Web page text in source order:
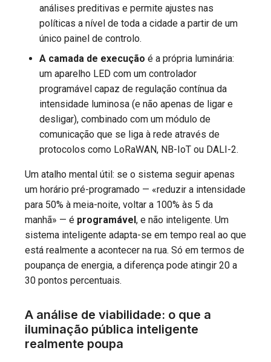
análises preditivas e permite ajustes nas
políticas a nível de toda a cidade a partir de um
único painel de controlo.
A camada de execução é a própria luminária:
um aparelho LED com um controlador
programável capaz de regulação contínua da
intensidade luminosa (e não apenas de ligar e
desligar), combinado com um módulo de
comunicação que se liga à rede através de
protocolos como LoRaWAN, NB-IoT ou DALI-2.
Um atalho mental útil: se o sistema seguir apenas
um horário pré-programado — «reduzir a intensidade
para 50% à meia-noite, voltar a 100% às 5 da
manhã» — é programável , e não inteligente. Um
sistema inteligente adapta-se em tempo real ao que
está realmente a acontecer na rua. Só em termos de
poupança de energia, a diferença pode atingir 20 a
30 pontos percentuais.
A análise de viabilidade: o que a
iluminação pública inteligente
realmente poupa